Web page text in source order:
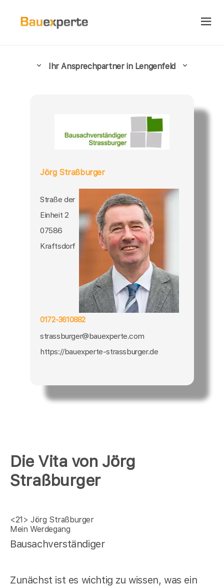
Die Vita von Jörg
Straßburger
<21> Jörg Straßburger
Mein Werdegang
Bausachverständiger
Zunächst ist es wichtig zu wissen, was ein
Ihr Ansprechpartner in Lengenfeld
Jörg Straßburger
Straße der
Einheit 2
07586
Kraftsdorf
0172-3610882
strassburger@bauexperte.com
https://bauexperte-strassburger.de